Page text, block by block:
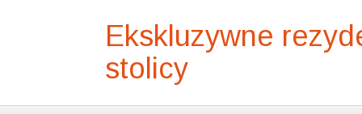
Ekskluzywne
stolicy